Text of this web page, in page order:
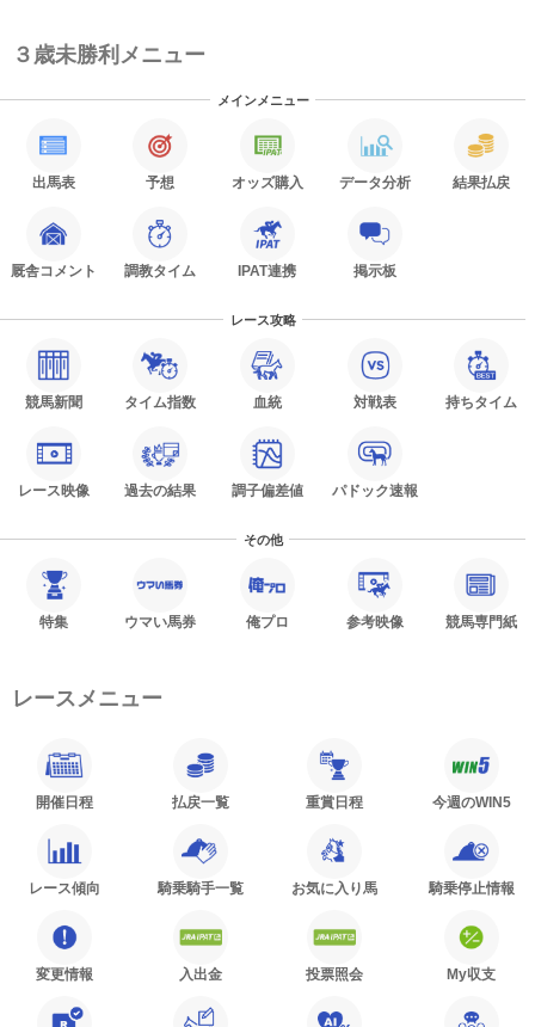
３歳未勝利メニュー
メインメニュー
出馬表 予想 オッズ購入 データ分析 結果払戻
厩舎コメント 調教タイム IPAT連携 掲示板
レース攻略
競馬新聞 タイム指数 血統 対戦表 持ちタイム
レース映像 過去の結果 調子偏差値 パドック速報
その他
特集 ウマい馬券 俺プロ 参考映像 競馬専門紙
レースメニュー
開催日程 払戻一覧 重賞日程 今週のWIN5
レース傾向 騎乗騎手一覧 お気に入り馬 騎乗停止情報
変更情報 入出金 投票照会 My収支